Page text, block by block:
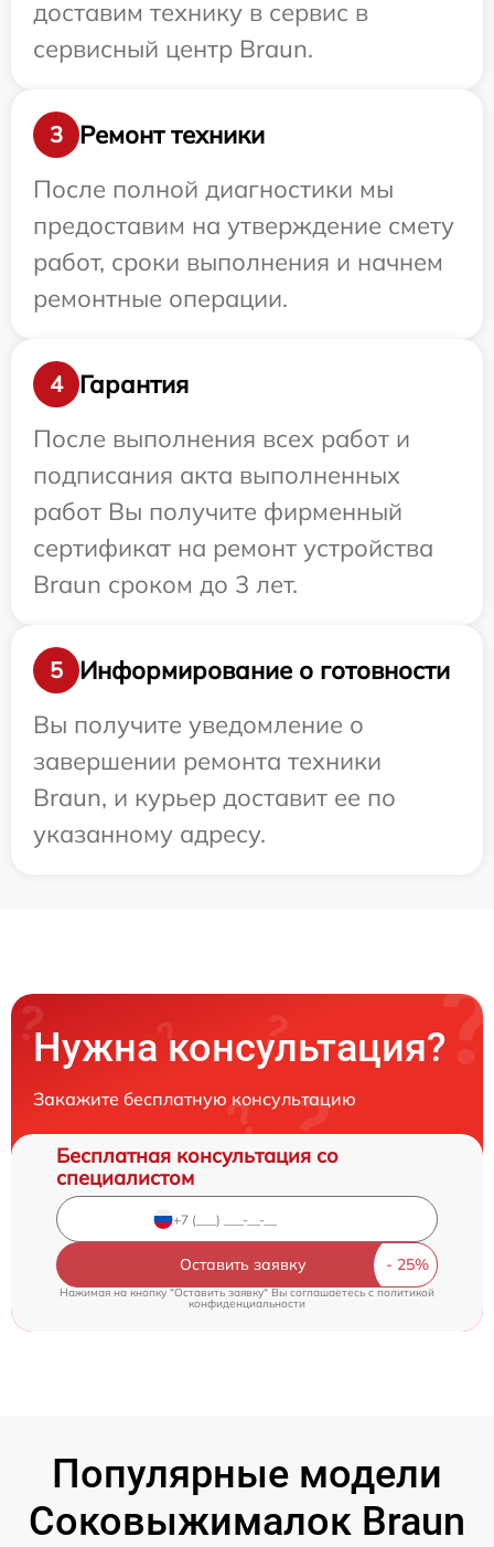
доставим технику в сервис в
сервисный центр Braun.
3
Ремонт техники
После полной диагностики мы
предоставим на утверждение смету
работ, сроки выполнения и начнем
ремонтные операции.
4
Гарантия
После выполнения всех работ и
подписания акта выполненных
работ Вы получите фирменный
сертификат на ремонт устройства
Braun сроком до 3 лет.
5
Информирование о готовности
Вы получите уведомление о
завершении ремонта техники
Braun, и курьер доставит ее по
указанному адресу.
Нужна консультация?
Закажите бесплатную консультацию
Бесплатная консультация со
специалистом
Оставить заявку
Нажимая на кнопку "Оставить заявку" Вы соглашаетесь cполитикой
конфиденциальности
Популярные модели
Соковыжималок Braun